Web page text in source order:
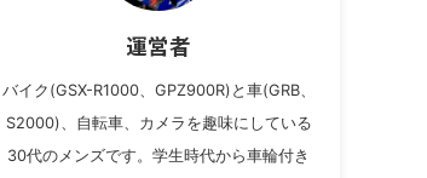
運営者
バイク(GSX-R1000、GPZ900R)と車(GRB、
S2000)、自転車、カメラを趣味にしている
30代のメンズです。学生時代から車輪付き